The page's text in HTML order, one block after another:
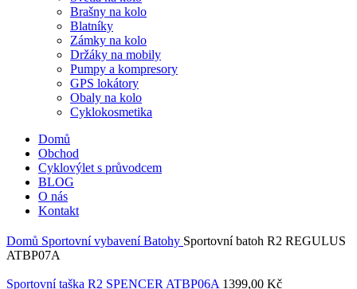
Brašny na kolo
Blatníky
Zámky na kolo
Držáky na mobily
Pumpy a kompresory
GPS lokátory
Obaly na kolo
Cyklokosmetika
Domů
Obchod
Cyklovýlet s průvodcem
BLOG
O nás
Kontakt
Domů Sportovní vybaveníBatohy Sportovní batoh R2 REGULUS
ATBP07A
Sportovní taška R2 SPENCER ATBP06A 1399,00 Kč